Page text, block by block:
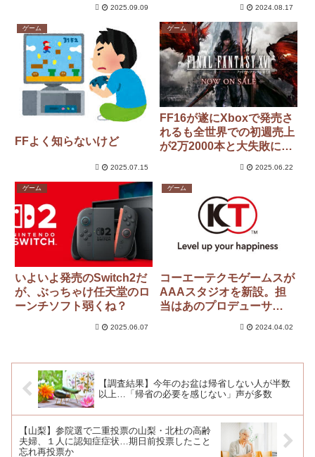
2025.09.09 2024.08.17
ゲーム
FFよく知らないけど
2025.07.15
ゲーム
FF16が遂にXboxで発売さ
れるも全世界での初週売上
が2万2000本と大失敗に終
2025.06.22
ゲーム
いよいよ発売のSwitch2だ
が、ぶっちゃけ任天堂のロ
ーンチソフト弱くね？
2025.06.07
ゲーム
コーエーテクモゲームスが
AAAスタジオを新設。担
当はあのプロデューサ
2024.04.02
【調査結果】今年のお盆は帰省しない人が半数
以上…「帰省の必要を感じない」声が多数
【山梨】参院選で二重投票の山梨・北杜の高齢
夫婦、１人に認知症症状…期日前投票したこと
忘れ再投票か